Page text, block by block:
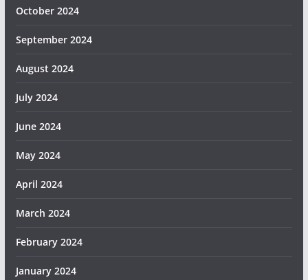
October 2024
September 2024
August 2024
July 2024
June 2024
May 2024
April 2024
March 2024
February 2024
January 2024